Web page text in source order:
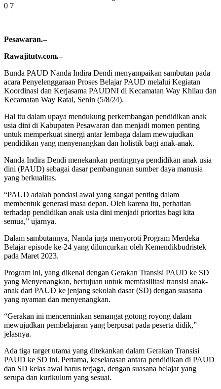
0 7
Pesawaran.–
Rawajitutv.com.–
Bunda PAUD Nanda Indira Dendi menyampaikan sambutan pada
acara Penyelenggaraan Proses Belajar PAUD melalui Kegiatan
Koordinasi dan Kerjasama PAUDNI di Kecamatan Way Khilau dan
Kecamatan Way Ratai, Senin (5/8/24).
Hal itu dalam upaya mendukung perkembangan pendidikan anak
usia dini di Kabupaten Pesawaran dan menjadi momen penting
untuk memperkuat sinergi antar lembaga dalam mewujudkan
pendidikan yang menyenangkan dan holistik bagi anak-anak.
Nanda Indira Dendi menekankan pentingnya pendidikan anak usia
dini (PAUD) sebagai dasar pembangunan sumber daya manusia
yang berkualitas.
“PAUD adalah pondasi awal yang sangat penting dalam
membentuk generasi masa depan. Oleh karena itu, perhatian
terhadap pendidikan anak usia dini menjadi prioritas bagi kita
semua,” ujarnya.
Dalam sambutannya, Nanda juga menyoroti Program Merdeka
Belajar episode ke-24 yang diluncurkan oleh Kemendikbudristek
pada Maret 2023.
Program ini, yang dikenal dengan Gerakan Transisi PAUD ke SD
yang Menyenangkan, bertujuan untuk memfasilitasi transisi anak-
anak dari PAUD ke jenjang sekolah dasar (SD) dengan suasana
yang nyaman dan menyenangkan.
“Gerakan ini mencerminkan semangat gotong royong dalam
mewujudkan pembelajaran yang berpusat pada peserta didik,”
jelasnya.
Ada tiga target utama yang ditekankan dalam Gerakan Transisi
PAUD ke SD ini. Pertama, keselarasan antara pendidikan di PAUD
dan SD kelas awal harus terjaga, dengan suasana belajar yang
serupa dan kurikulum yang sesuai.